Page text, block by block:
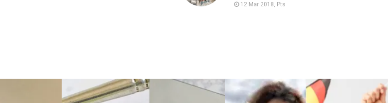
Servisleri
12 Mar 2018, Pts